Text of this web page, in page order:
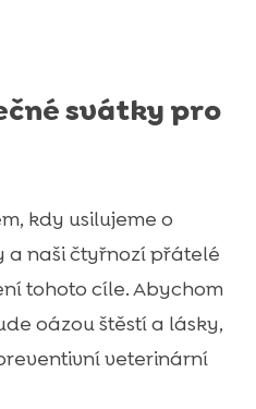
svátky pro
kdy usilujeme o
a naši čtyřnozí přátelé
tohoto cíle. Abychom
oázou štěstí a lásky,
veterinární